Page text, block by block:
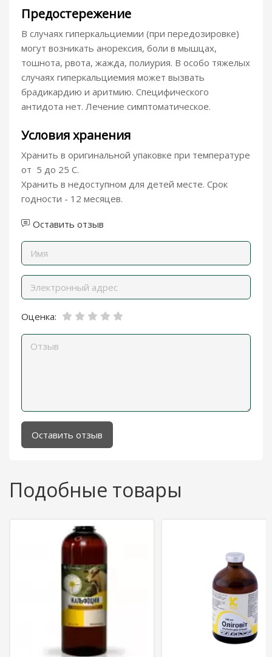
Предостережение
В случаях гиперкальциемии (при передозировке)
могут возникать анорексия, боли в мышцах,
тошнота, рвота, жажда, полиурия. В особо тяжелых
случаях гиперкальциемия может вызвать
брадикардию и аритмию. Специфического
антидота нет. Лечение симптоматическое.
Условия хранения
Хранить в оригинальной упаковке при температуре
от 5 до 25 С.
Хранить в недоступном для детей месте. Срок
годности - 12 месяцев.
Оставить отзыв
Оценка:
Оставить отзыв
Подобные товары